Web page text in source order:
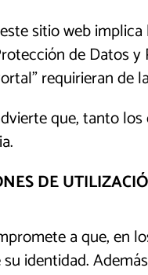
sitio web
de Datos
requirieran de
que, tanto
DE
a que, en
identidad.